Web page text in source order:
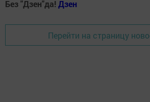
Без "Дзен"да! Дзен
Перейти на страницу